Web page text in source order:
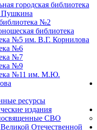
городская библиотека
№2
библиотека
№5 им. В.Г. Корнилова
№6
№7
№9
№11 им. М.Ю.
ресурсы
издания
СВО
Отечественной